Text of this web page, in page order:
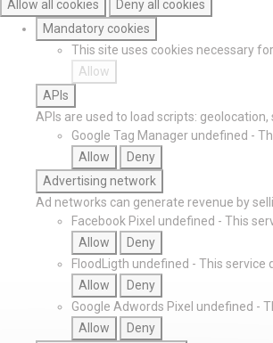
Allow all cookies
Deny all cookies
Mandatory cookies
This site uses cookies necessary
Allow
APIs
APIs are used to load scripts: geolocation,
Google Tag Manager undefined -
Allow
Deny
Advertising network
Ad networks can generate revenue by
Facebook Pixel undefined - This
Allow
Deny
FloodLigth undefined - This service
Allow
Deny
Google Adwords Pixel undefined -
Allow
Deny